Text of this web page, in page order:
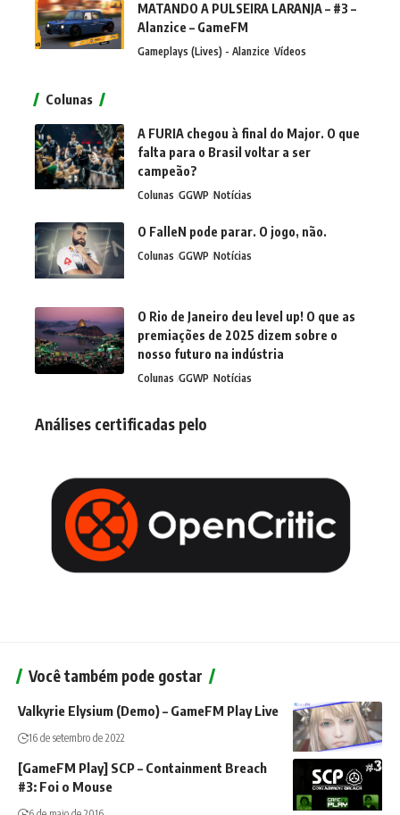
MATANDO A PULSEIRA LARANJA – #3 –
Alanzice – GameFM
Gameplays (Lives) - Alanzice Vídeos
Colunas
A FURIA chegou à final do Major. O que
falta para o Brasil voltar a ser
campeão?
Colunas GGWP Notícias
O FalleN pode parar. O jogo, não.
Colunas GGWP Notícias
O Rio de Janeiro deu level up! O que as
premiações de 2025 dizem sobre o
nosso futuro na indústria
Colunas GGWP Notícias
Análises certificadas pelo
Você também pode gostar
Valkyrie Elysium (Demo) – GameFM Play Live
16 de setembro de 2022
[GameFM Play] SCP – Containment Breach
#3: Foi o Mouse